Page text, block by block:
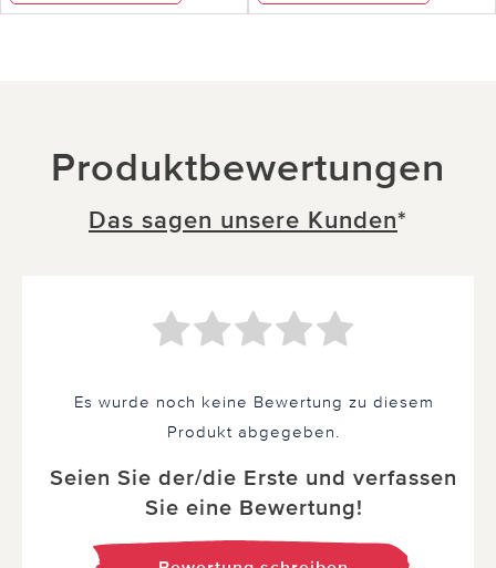
Produktbewertungen
Das sagen unsere Kunden*
Es wurde noch keine Bewertung zu diesem
Produkt abgegeben.
Seien Sie der/die Erste und verfassen
Sie eine Bewertung!